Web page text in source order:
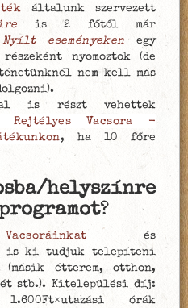
általunk szervezett
is 2 főtől már
Nyílt eseményeken egy
nyomoztok (de
nem kell más
is részt vehettek
Vacsora -
, ha 10 főre
helyszínre
?
és
is ki tudjuk telepíteni
étterem, otthon,
stb.). Kitelepülési díj:
órák